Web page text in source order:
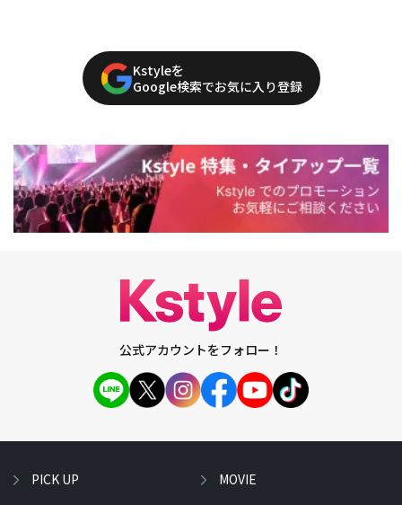
Kstyleを
Google検索でお気に入り登録
公式アカウントをフォロー！
PICK UP MOVIE